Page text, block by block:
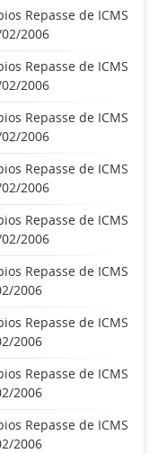
Repasse de ICMS
2006
Repasse de ICMS
2006
Repasse de ICMS
2006
Repasse de ICMS
2006
Repasse de ICMS
2006
Repasse de ICMS
2006
Repasse de ICMS
2006
Repasse de ICMS
2006
Repasse de ICMS
2006